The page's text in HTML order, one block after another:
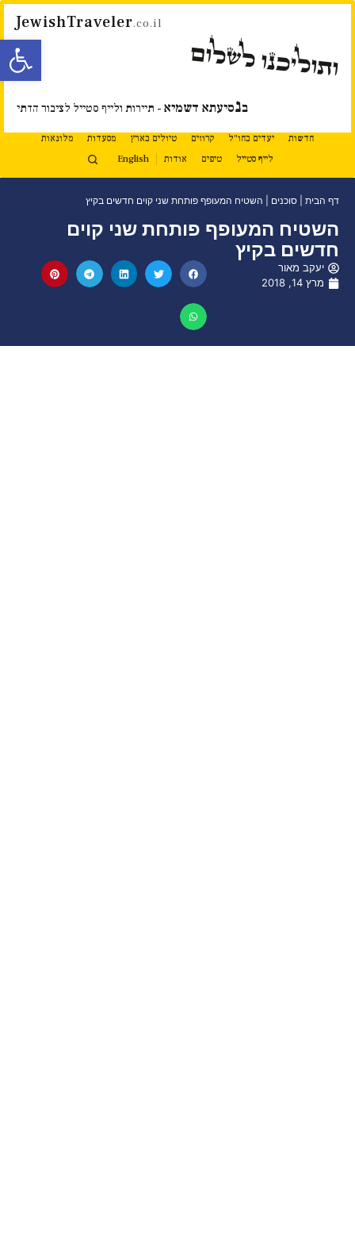
פתח
JewishTraveler.co.il
ותוליכנו לשלום
בנסיעתא דשמיא - תיירות ולייף סטייל לציבור הדתי
חדשות יעדים בחו"ל קרוזים טיולים בארץ מסעדות
מלונאות
לייף סטייל
טיפים אודות English
דף הבית סוכנים השטיח המעופף פותחת שני קוים חדשים בקיץ
השטיח המעופף פותחת שני קוים
חדשים בקיץ
יעקב מאור
מרץ 14, 2018